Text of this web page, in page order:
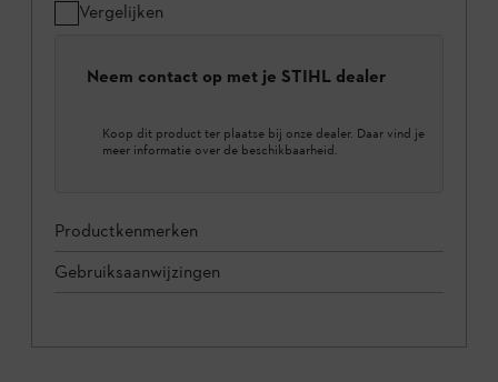
Vergelijken
Neem contact op met je STIHL dealer
Koop dit product ter plaatse bij onze dealer. Daar vind je
meer informatie over de beschikbaarheid.
Productkenmerken
Gebruiksaanwijzingen